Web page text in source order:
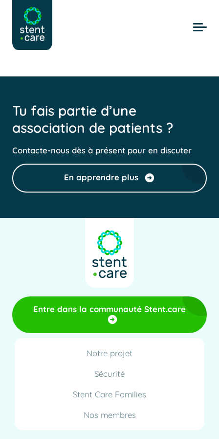
Skip to main content
Tu fais partie d’une
association de patients ?
Contacte-nous dès à présent pour en discuter
En apprendre plus
Entre dans la communauté Stent.care
Notre projet
Sécurité
Stent Care Families
Nos membres